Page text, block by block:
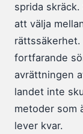
sprida
att välja
rättssäkerhet.
fortfarande
avrättningen
landet inte
metoder som
lever kvar.